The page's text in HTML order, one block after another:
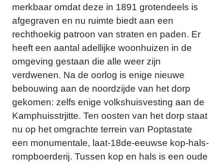
merkbaar omdat deze in 1891 grotendeels is
afgegraven en nu ruimte biedt aan een
rechthoekig patroon van straten en paden. Er
heeft een aantal adellijke woonhuizen in de
omgeving gestaan die alle weer zijn
verdwenen. Na de oorlog is enige nieuwe
bebouwing aan de noordzijde van het dorp
gekomen: zelfs enige volkshuisvesting aan de
Kamphuisstrjitte. Ten oosten van het dorp staat
nu op het omgrachte terrein van Poptastate
een monumentale, laat-18de-eeuwse kop-hals-
rompboerderij. Tussen kop en hals is een oude